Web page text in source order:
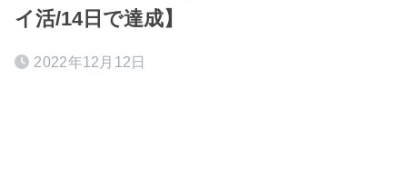
イ活/14日で達成】
2022年12月12日